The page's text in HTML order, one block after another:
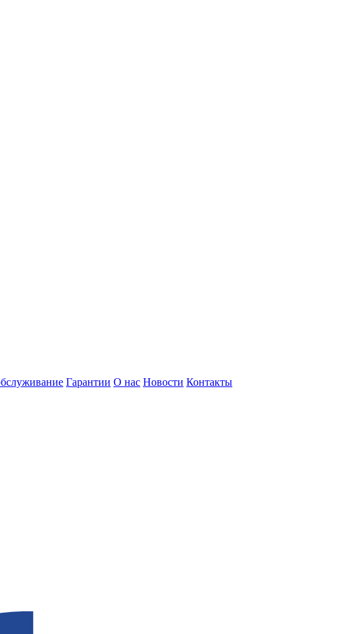
Гарантии О нас Новости Контакты